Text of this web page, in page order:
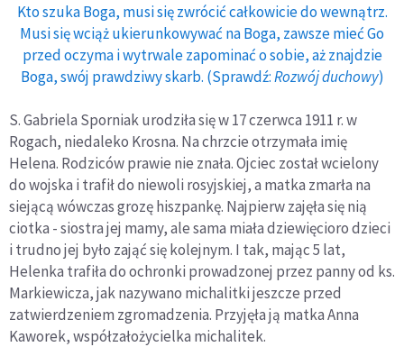
Kto szuka Boga, musi się zwrócić całkowicie do wewnątrz.
Musi się wciąż ukierunkowywać na Boga, zawsze mieć Go
przed oczyma i wytrwale zapominać o sobie, aż znajdzie
Boga, swój prawdziwy skarb. (Sprawdź:Rozwój duchowy)
S. Gabriela Sporniak urodziła się w 17 czerwca 1911 r. w
Rogach, niedaleko Krosna. Na chrzcie otrzymała imię
Helena. Rodziców prawie nie znała. Ojciec został wcielony
do wojska i trafił do niewoli rosyjskiej, a matka zmarła na
siejącą wówczas grozę hiszpankę. Najpierw zajęła się nią
ciotka - siostra jej mamy, ale sama miała dziewięcioro dzieci
i trudno jej było zająć się kolejnym. I tak, mając 5 lat,
Helenka trafiła do ochronki prowadzonej przez panny od ks.
Markiewicza, jak nazywano michalitki jeszcze przed
zatwierdzeniem zgromadzenia. Przyjęła ją matka Anna
Kaworek, współzałożycielka michalitek.